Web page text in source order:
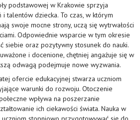
podstawowej w Krakowie sprzyja
talentów dziecka. To czas, w którym
swoje mocne strony, uczą się wytrwałości
Odpowiednie wsparcie w tym okresie
siebie oraz pozytywny stosunek do nauki.
i docenione, chętniej angażuje się w
odwagą podejmuje nowe wyzwania.
ofercie edukacyjnej stwarza uczniom
warunki do rozwoju. Otoczenie
wpływa na poszerzanie
ich ciekawości świata. Nauka w